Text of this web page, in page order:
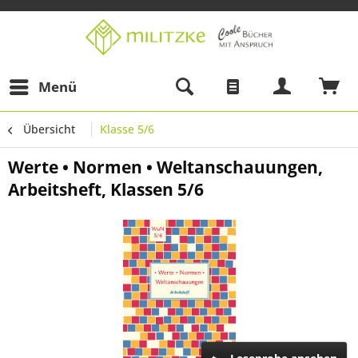
Menü
Übersicht Klasse 5/6
Werte • Normen • Weltanschauungen,
Arbeitsheft, Klassen 5/6